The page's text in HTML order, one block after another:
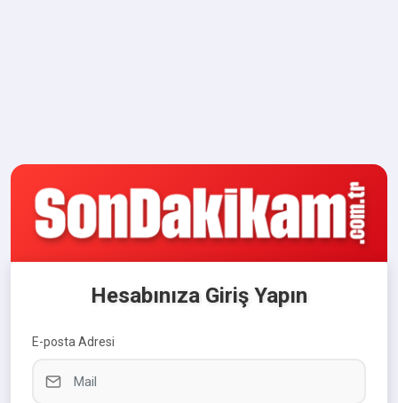
Hesabınıza Giriş Yapın
E-posta Adresi